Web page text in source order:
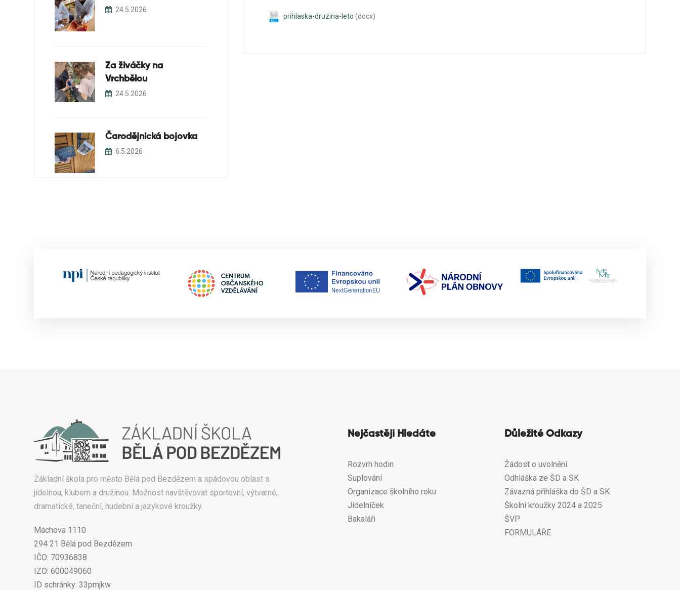
24.5.2026
Za živáčky na
Vrchbělou
24.5.2026
Čarodějnická bojovka
6.5.2026
prihlaska-druzina-leto (docx)
Základní škola pro město Bělá pod Bezdězem a spádovou oblast s
jídelnou, klubem a družinou. Možnost navštěvovat sportovní, výtvarné,
dramatické, taneční, hudební a jazykové kroužky.
Máchova 1110
294 21 Bělá pod Bezdězem
IČO: 70936838
IZO: 600049060
ID schránky: 33pmjkw
Nejčastěji Hledáte
Rozvrh hodin
Suplování
Organizace školního roku
Jídelníček
Bakaláři
Důležité Odkazy
Žádost o uvolnění
Odhláška ze ŠD a SK
Závazná přihláška do ŠD a SK
Školní kroužky 2024 a 2025
ŠVP
FORMULÁŘE